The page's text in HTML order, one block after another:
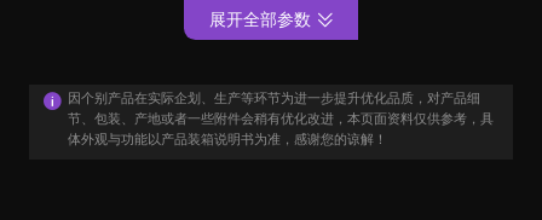
因个别产品在实际企划、生产等环节为进一步提升优化品质，对产品细
节、包装、产地或者一些附件会稍有优化改进，本页面资料仅供参考，具
体外观与功能以产品装箱说明书为准，感谢您的谅解！
展开全部参数